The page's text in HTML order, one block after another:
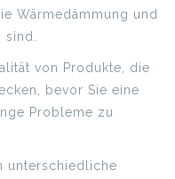
Wärmedämmung und
sind.
von Produkte, die
bevor Sie eine
Probleme zu
unterschiedliche